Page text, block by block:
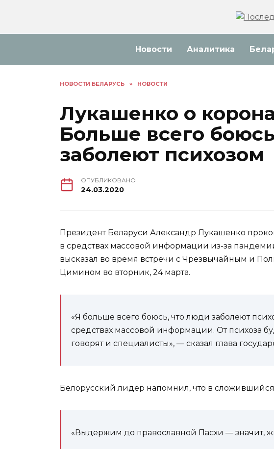
Новости Аналитика
НОВОСТИ БЕЛАРУСЬ » НОВОСТИ
Лукашенко о
Больше всего
заболеют психозом
ОПУБЛИКОВАНО
24.03.2020
Президент Беларуси Александр Лукашенко
в средствах массовой информации из-за
высказал во время встречи с Чрезвычайным и
Цимином во вторник, 24 марта.
«Я больше всего боюсь, что люди заболеют
средствах массовой информации. От психоза
говорят и специалисты», — сказал глава
Белорусский лидер напомнил, что в
«Выдержим до православной Пасхи — значит,